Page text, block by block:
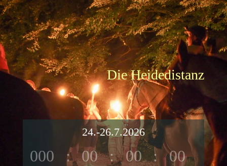
Die Heidedistanz
24.-26.7.2026
000 : 00 : 00 : 00